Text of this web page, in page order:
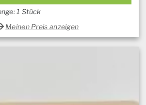
1 Stück
Meinen Preis anzeigen